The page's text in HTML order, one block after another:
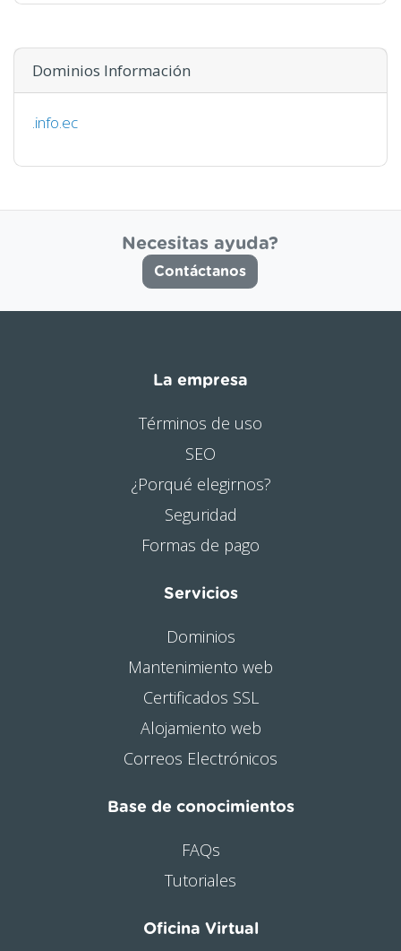
Dominios Información
.info.ec
Necesitas ayuda?
Contáctanos
La empresa
Términos de uso
SEO
¿Porqué elegirnos?
Seguridad
Formas de pago
Servicios
Dominios
Mantenimiento web
Certificados SSL
Alojamiento web
Correos Electrónicos
Base de conocimientos
FAQs
Tutoriales
Oficina Virtual